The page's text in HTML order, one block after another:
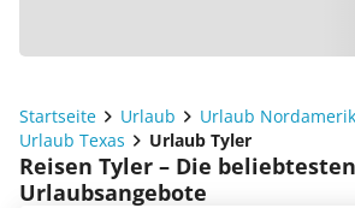
Startseite Urlaub Urlaub
Urlaub Texas
Urlaub Tyler
Reisen Tyler – Die
Urlaubsangebote